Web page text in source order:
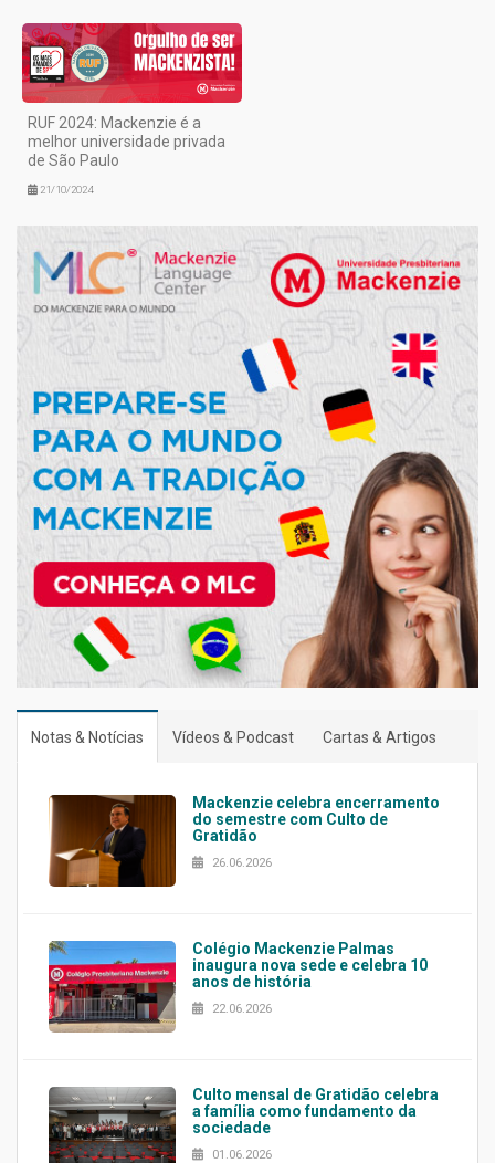
RUF 2024: Mackenzie é a
melhor universidade privada
de São Paulo
21/10/2024
Notas & Notícias Vídeos & Podcast Cartas & Artigos
Mackenzie celebra encerramento
do semestre com Culto de
Gratidão
26.06.2026
Colégio Mackenzie Palmas
inaugura nova sede e celebra 10
anos de história
22.06.2026
Culto mensal de Gratidão celebra
a família como fundamento da
sociedade
01.06.2026